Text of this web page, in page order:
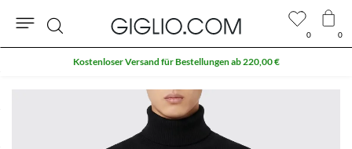
0 0
Suche
Kostenloser Versand für Bestellungen ab 220,00 €